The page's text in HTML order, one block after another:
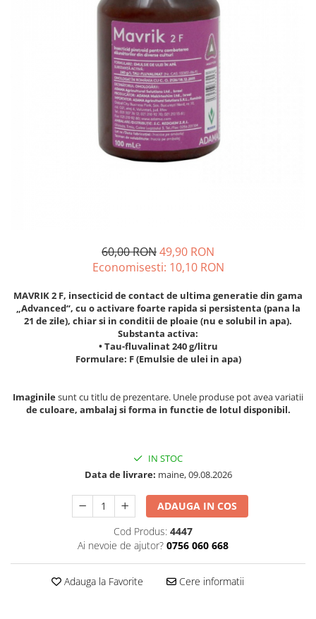
Seminte dovleac decorativ
Seminte dovlecel / dovleac
Seminte fasole
Seminte mazare
Seminte morcovi
Seminte pastarnac
Seminte plante aromatice
Seminte rosii
Seminte Vinete
Seminte zucchini
Seminte Legume Profesionale
60,00 RON49,90 RON
Economisesti: 10,10 RON
MAVRIK 2 F, insecticid de contact de ultima generatie din gama
„Advanced“, cu o activare foarte rapida si persistenta (pana la
21 de zile), chiar si in conditii de ploaie (nu e solubil in apa).
Substanta activa:
• Tau-fluvalinat 240 g/litru
Formulare: F (Emulsie de ulei in apa)
Imaginilesunt cu titlu de prezentare. Unele produse pot avea variatii
de culoare, ambalaj si forma in functie de lotul disponibil.
IN STOC
Data de livrare: maine, 09.08.2026
ADAUGA IN COS
Cod Produs: 4447
Ai nevoie de ajutor? 0756 060 668
Adauga la Favorite Cere informatii